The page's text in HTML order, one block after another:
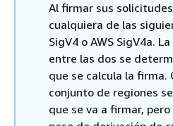
Al firmar sus
cualquiera de las
SigV4 o AWS SigV4a.
entre las dos se
que se calcula la firma.
conjunto de regiones
que se va a firmar,